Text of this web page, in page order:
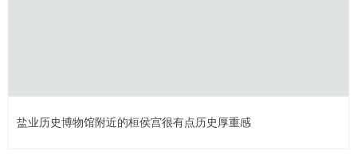
盐业历史博物馆附近的桓侯宫很有点历史厚重感